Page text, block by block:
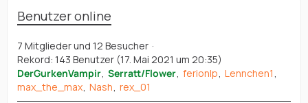
Benutzer online
7 Mitglieder und 12 Besucher
Rekord: 143 Benutzer (17. Mai 2021 um 20:35)
DerGurkenVampir Serratt/Flower ferionlp Lennchen1
max_the_max Nash rex_01